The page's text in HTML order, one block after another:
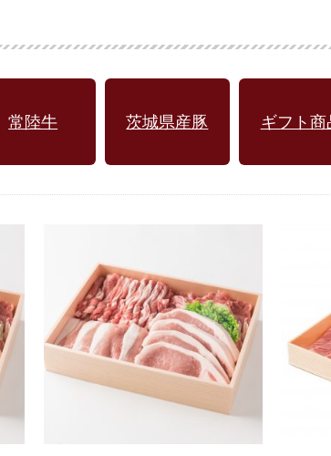
常陸牛 茨城県産豚 ギフト商